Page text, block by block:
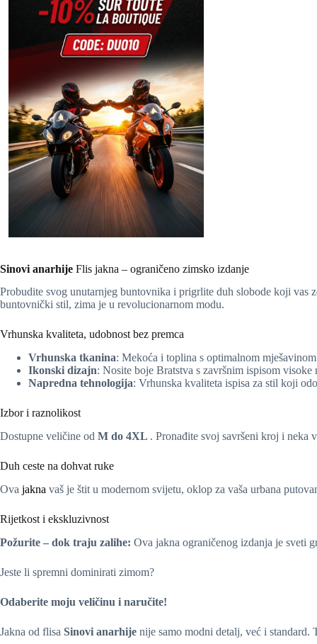
Sinovi anarhije Flis jakna – ograničeno zimsko izdanje
Probudite svog unutarnjeg buntovnika i prigrlite duh slobode koji vas
buntovnički stil, zima je u revolucionarnom modu.
Vrhunska kvaliteta, udobnost bez premca
Vrhunska tkanina: Mekoća i toplina s optimalnom
Ikonski dizajn: Nosite boje Bratstva s završnim ispisom visoke
Napredna tehnologija: Vrhunska kvaliteta ispisa za stil koji
Izbor i raznolikost
Dostupne veličine od M do 4XL . Pronađite svoj savršeni kroj i neka
Duh ceste na dohvat ruke
Ova jakna vaš je štit u modernom svijetu, oklop za vaša urbana
Rijetkost i ekskluzivnost
Požurite – dok traju zalihe: Ova jakna ograničenog izdanja je sveti
Jeste li spremni dominirati zimom?
Odaberite moju veličinu i naručite!
Jakna od flisa Sinovi anarhije nije samo modni detalj, već i